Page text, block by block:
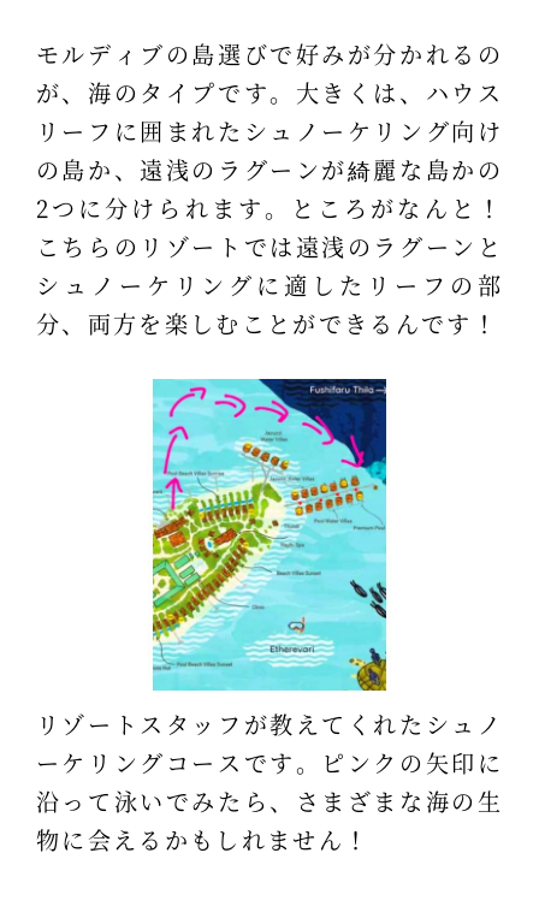
モルディブの島選びで好みが分かれるの
が、海のタイプです。大きくは、ハウス
リーフに囲まれたシュノーケリング向け
の島か、遠浅のラグーンが綺麗な島かの
2つに分けられます。ところがなんと！
こちらのリゾートでは遠浅のラグーンと
シュノーケリングに適したリーフの部
分、両方を楽しむことができるんです！
リゾートスタッフが教えてくれたシュノ
ーケリングコースです。ピンクの矢印に
沿って泳いでみたら、さまざまな海の生
物に会えるかもしれません！